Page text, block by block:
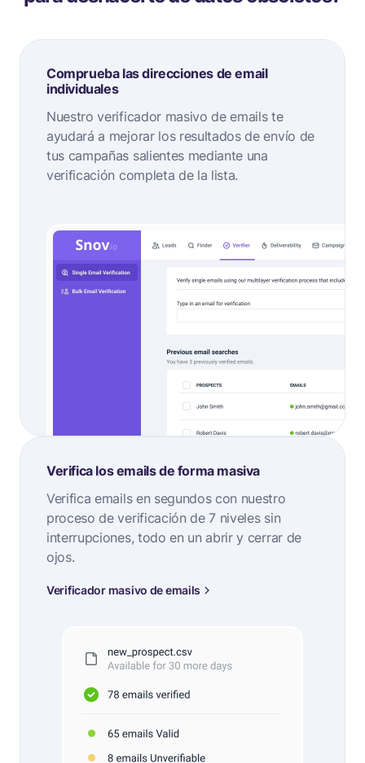
Comprueba las direcciones de email
individuales
Nuestro verificador masivo de emails te
ayudará a mejorar los resultados de envío de
tus campañas salientes mediante una
verificación completa de la lista.
Verifica los emails de forma masiva
Verifica emails en segundos con nuestro
proceso de verificación de 7 niveles sin
interrupciones, todo en un abrir y cerrar de
ojos.
Verificador masivo de emails